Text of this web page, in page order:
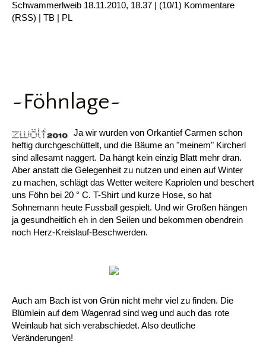
Schwammerlweib 18.11.2010, 18.37 | (10/1) Kommentare
(RSS) | TB | PL
~Föhnlage~
Ja wir wurden von Orkantief Carmen schon
heftig durchgeschüttelt, und die Bäume an "meinem" Kircherl
sind allesamt naggert. Da hängt kein einzig Blatt mehr dran.
Aber anstatt die Gelegenheit zu nutzen und einen auf Winter
zu machen, schlägt das Wetter weitere Kapriolen und beschert
uns Föhn bei 20 ° C. T-Shirt und kurze Hose, so hat
Sohnemann heute Fussball gespielt. Und wir Großen hängen
ja gesundheitlich eh in den Seilen und bekommen obendrein
noch Herz-Kreislauf-Beschwerden.
Auch am Bach ist von Grün nicht mehr viel zu finden. Die
Blümlein auf dem Wagenrad sind weg und auch das rote
Weinlaub hat sich verabschiedet. Also deutliche
Veränderungen!